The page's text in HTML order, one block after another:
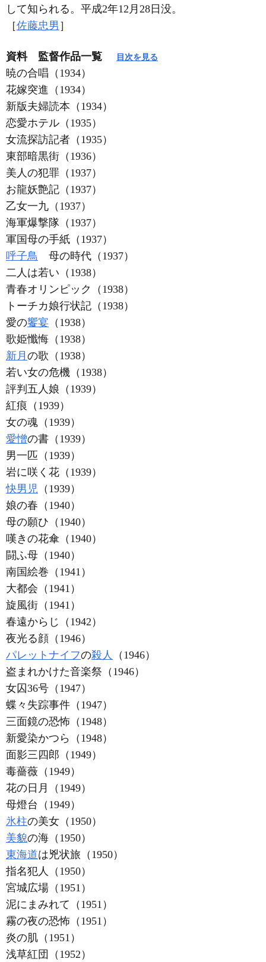
して知られる。平成2年12月28日没。
［佐藤忠男 ］
資料 監督作品一覧 目次を見る
暁の合唱（1934）
花嫁突進（1934）
新版夫婦読本（1934）
恋愛ホテル（1935）
女流探訪記者（1935）
東部暗黒街（1936）
美人の犯罪（1937）
お龍妖艶記（1937）
乙女一九（1937）
海軍爆撃隊（1937）
軍国母の手紙（1937）
呼子鳥 母の時代（1937）
二人は若い（1938）
青春オリンピック（1938）
トーチカ娘行状記（1938）
愛の饗宴 （1938）
歌姫懺悔（1938）
新月 の歌（1938）
若い女の危機（1938）
評判五人娘（1939）
紅痕（1939）
女の魂（1939）
愛憎の書（1939）
男一匹（1939）
岩に咲く花（1939）
快男児 （1939）
娘の春（1940）
母の願ひ（1940）
嘆きの花傘（1940）
闘ふ母（1940）
南国絵巻（1941）
大都会（1941）
旋風街（1941）
春遠からじ（1942）
夜光る顔（1946）
パレットナイフの殺人
（1946）
盗まれかけた音楽祭（1946）
女囚36号（1947）
蝶々失踪事件（1947）
三面鏡の恐怖（1948）
新愛染かつら（1948）
面影三四郎（1949）
毒薔薇（1949）
花の日月（1949）
母燈台（1949）
氷柱の美女（1950）
美貌の海（1950）
東海道は兇状旅（1950）
指名犯人（1950）
宮城広場（1951）
泥にまみれて（1951）
霧の夜の恐怖（1951）
炎の肌（1951）
浅草紅団（1952）